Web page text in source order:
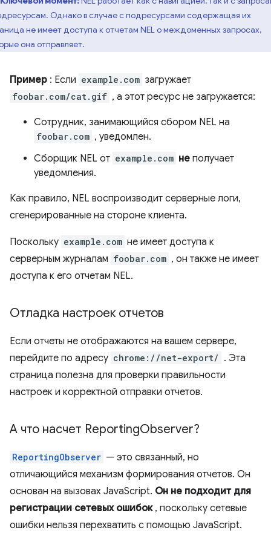
Однако в случае с подресурсами содержащая их
не имеет доступа к отчетам NEL о междоменных запросах,
она отправляет.
Пример : Если example.com загружает
foobar.com/cat.gif , а этот ресурс не загружается:
Сотрудник, занимающийся сбором NEL на
foobar.com , уведомлен.
Сборщик NEL от example.com не получает
уведомления.
Как правило, NEL воспроизводит серверные логи,
сгенерированные на стороне клиента.
Поскольку example.com не имеет доступа к
серверным журналам foobar.com , он также не имеет
доступа к его отчетам NEL.
Отладка настроек отчетов
Если отчеты не отображаются на вашем сервере,
перейдите по адресу chrome://net-export/ . Эта
страница полезна для проверки правильности
настроек и корректной отправки отчетов.
А что насчет ReportingObserver?
ReportingObserver — это связанный, но
отличающийся механизм формирования отчетов. Он
основан на вызовах JavaScript. Он не подходит для
регистрации сетевых ошибок, поскольку сетевые
ошибки нельзя перехватить с помощью JavaScript.